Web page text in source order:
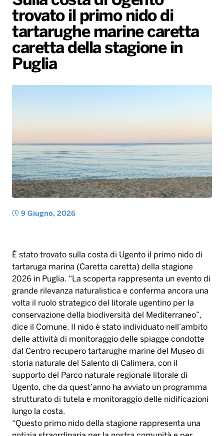
PALATOUR
Musica e Spettacolo
Sport
Radio Norba Consiglia
Leggerissime
Generale
Novità
Notiziario
Interviste
Oroscopo
Speciale Astrabilia 2026
Radio Norba News TV
Voce al Bari
Battiti Live 2026
Gallery
trovato il primo nido di
tartarughe marine caretta
caretta della stagione in
Puglia
9 Giugno, 2026
È stato trovato sulla costa di Ugento il primo nido di
tartaruga marina (Caretta caretta) della stagione
2026 in Puglia. “La scoperta rappresenta un evento di
grande rilevanza naturalistica e conferma ancora una
volta il ruolo strategico del litorale ugentino per la
conservazione della biodiversità del Mediterraneo”,
dice il Comune. Il nido è stato individuato nell’ambito
delle attività di monitoraggio delle spiagge condotte
dal Centro recupero tartarughe marine del Museo di
storia naturale del Salento di Calimera, con il
supporto del Parco naturale regionale litorale di
Ugento, che da quest’anno ha avviato un programma
strutturato di tutela e monitoraggio delle nidificazioni
lungo la costa.
“Questo primo nido della stagione rappresenta una